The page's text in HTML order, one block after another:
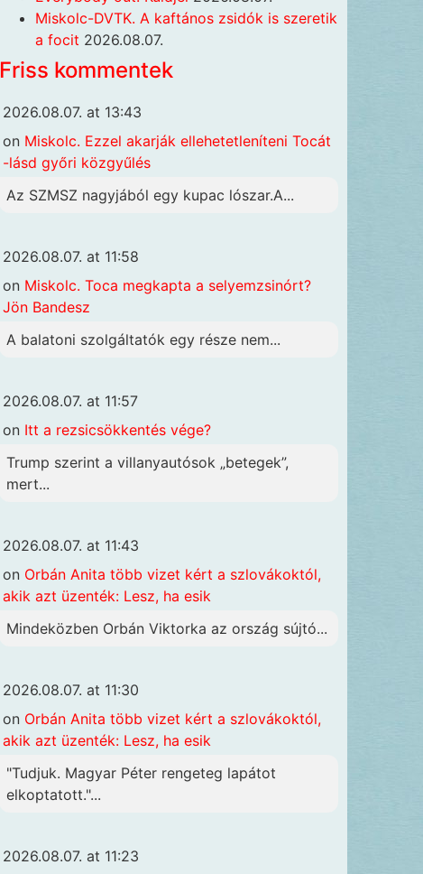
Miskolc-DVTK. A kaftános zsidók is szeretik
a focit 2026.08.07.
Friss kommentek
2026.08.07. at 13:43
on Miskolc. Ezzel akarják ellehetetleníteni Tocát
-lásd győri közgyűlés
Az SZMSZ nagyjából egy kupac lószar.A...
2026.08.07. at 11:58
on Miskolc. Toca megkapta a selyemzsinórt?
Jön Bandesz
A balatoni szolgáltatók egy része nem...
2026.08.07. at 11:57
on Itt a rezsicsökkentés vége?
Trump szerint a villanyautósok „betegek”,
mert...
2026.08.07. at 11:43
on Orbán Anita több vizet kért a szlovákoktól,
akik azt üzenték: Lesz, ha esik
Mindeközben Orbán Viktorka az ország sújtó...
2026.08.07. at 11:30
on Orbán Anita több vizet kért a szlovákoktól,
akik azt üzenték: Lesz, ha esik
"Tudjuk. Magyar Péter rengeteg lapátot
elkoptatott."...
2026.08.07. at 11:23